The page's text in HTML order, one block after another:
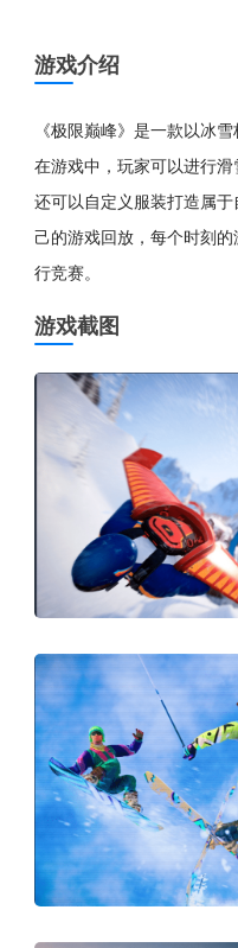
游戏介绍
《极限巅峰》是一款以冰
在游戏中，玩家可以进行
还可以自定义服装打造属
己的游戏回放，每个时刻
行竞赛。
游戏截图